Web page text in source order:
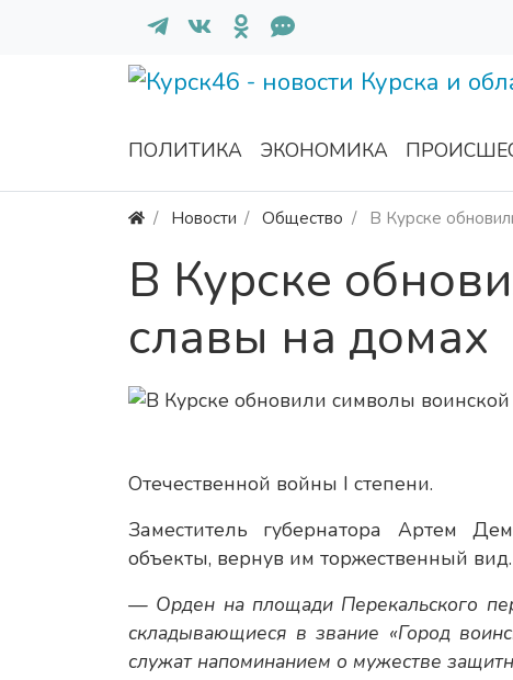
ПОЛИТИКА ЭКОНОМИКА
Новости Общество В Курске
В Курске
славы на домах
Отечественной войны I степени.
Заместитель губернатора Артем
объекты, вернув им торжественный вид.
— Орден на площади Перекальского
складывающиеся в звание «Город
служат напоминанием о мужестве